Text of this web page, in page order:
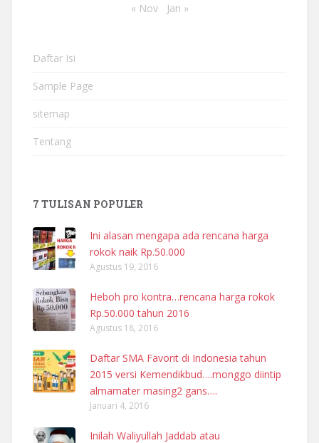
« Nov Jan »
Daftar Isi
Sample Page
sitemap
Tentang
7 TULISAN POPULER
Ini alasan mengapa ada rencana harga
rokok naik Rp.50.000
Agustus 19, 2016
Heboh pro kontra…rencana harga rokok
Rp.50.000 tahun 2016
Agustus 18, 2016
Daftar SMA Favorit di Indonesia tahun
2015 versi Kemendikbud….monggo diintip
almamater masing2 gans….
Januari 4, 2016
Inilah Waliyullah Jaddab atau